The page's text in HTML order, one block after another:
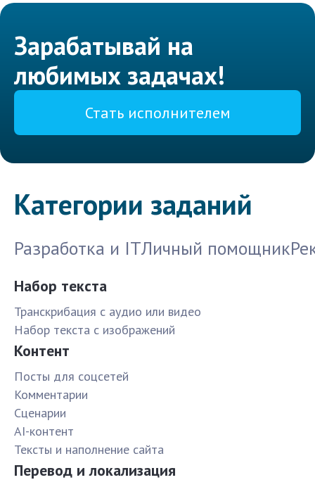
Зарабатывай на
любимых задачах!
Стать исполнителем
Категории заданий
Разработка и ITЛичный помощник
Набор текста
Транскрибация с аудио или видео
Набор текста с изображений
Контент
Посты для соцсетей
Комментарии
Сценарии
AI-контент
Тексты и наполнение сайта
Перевод и локализация